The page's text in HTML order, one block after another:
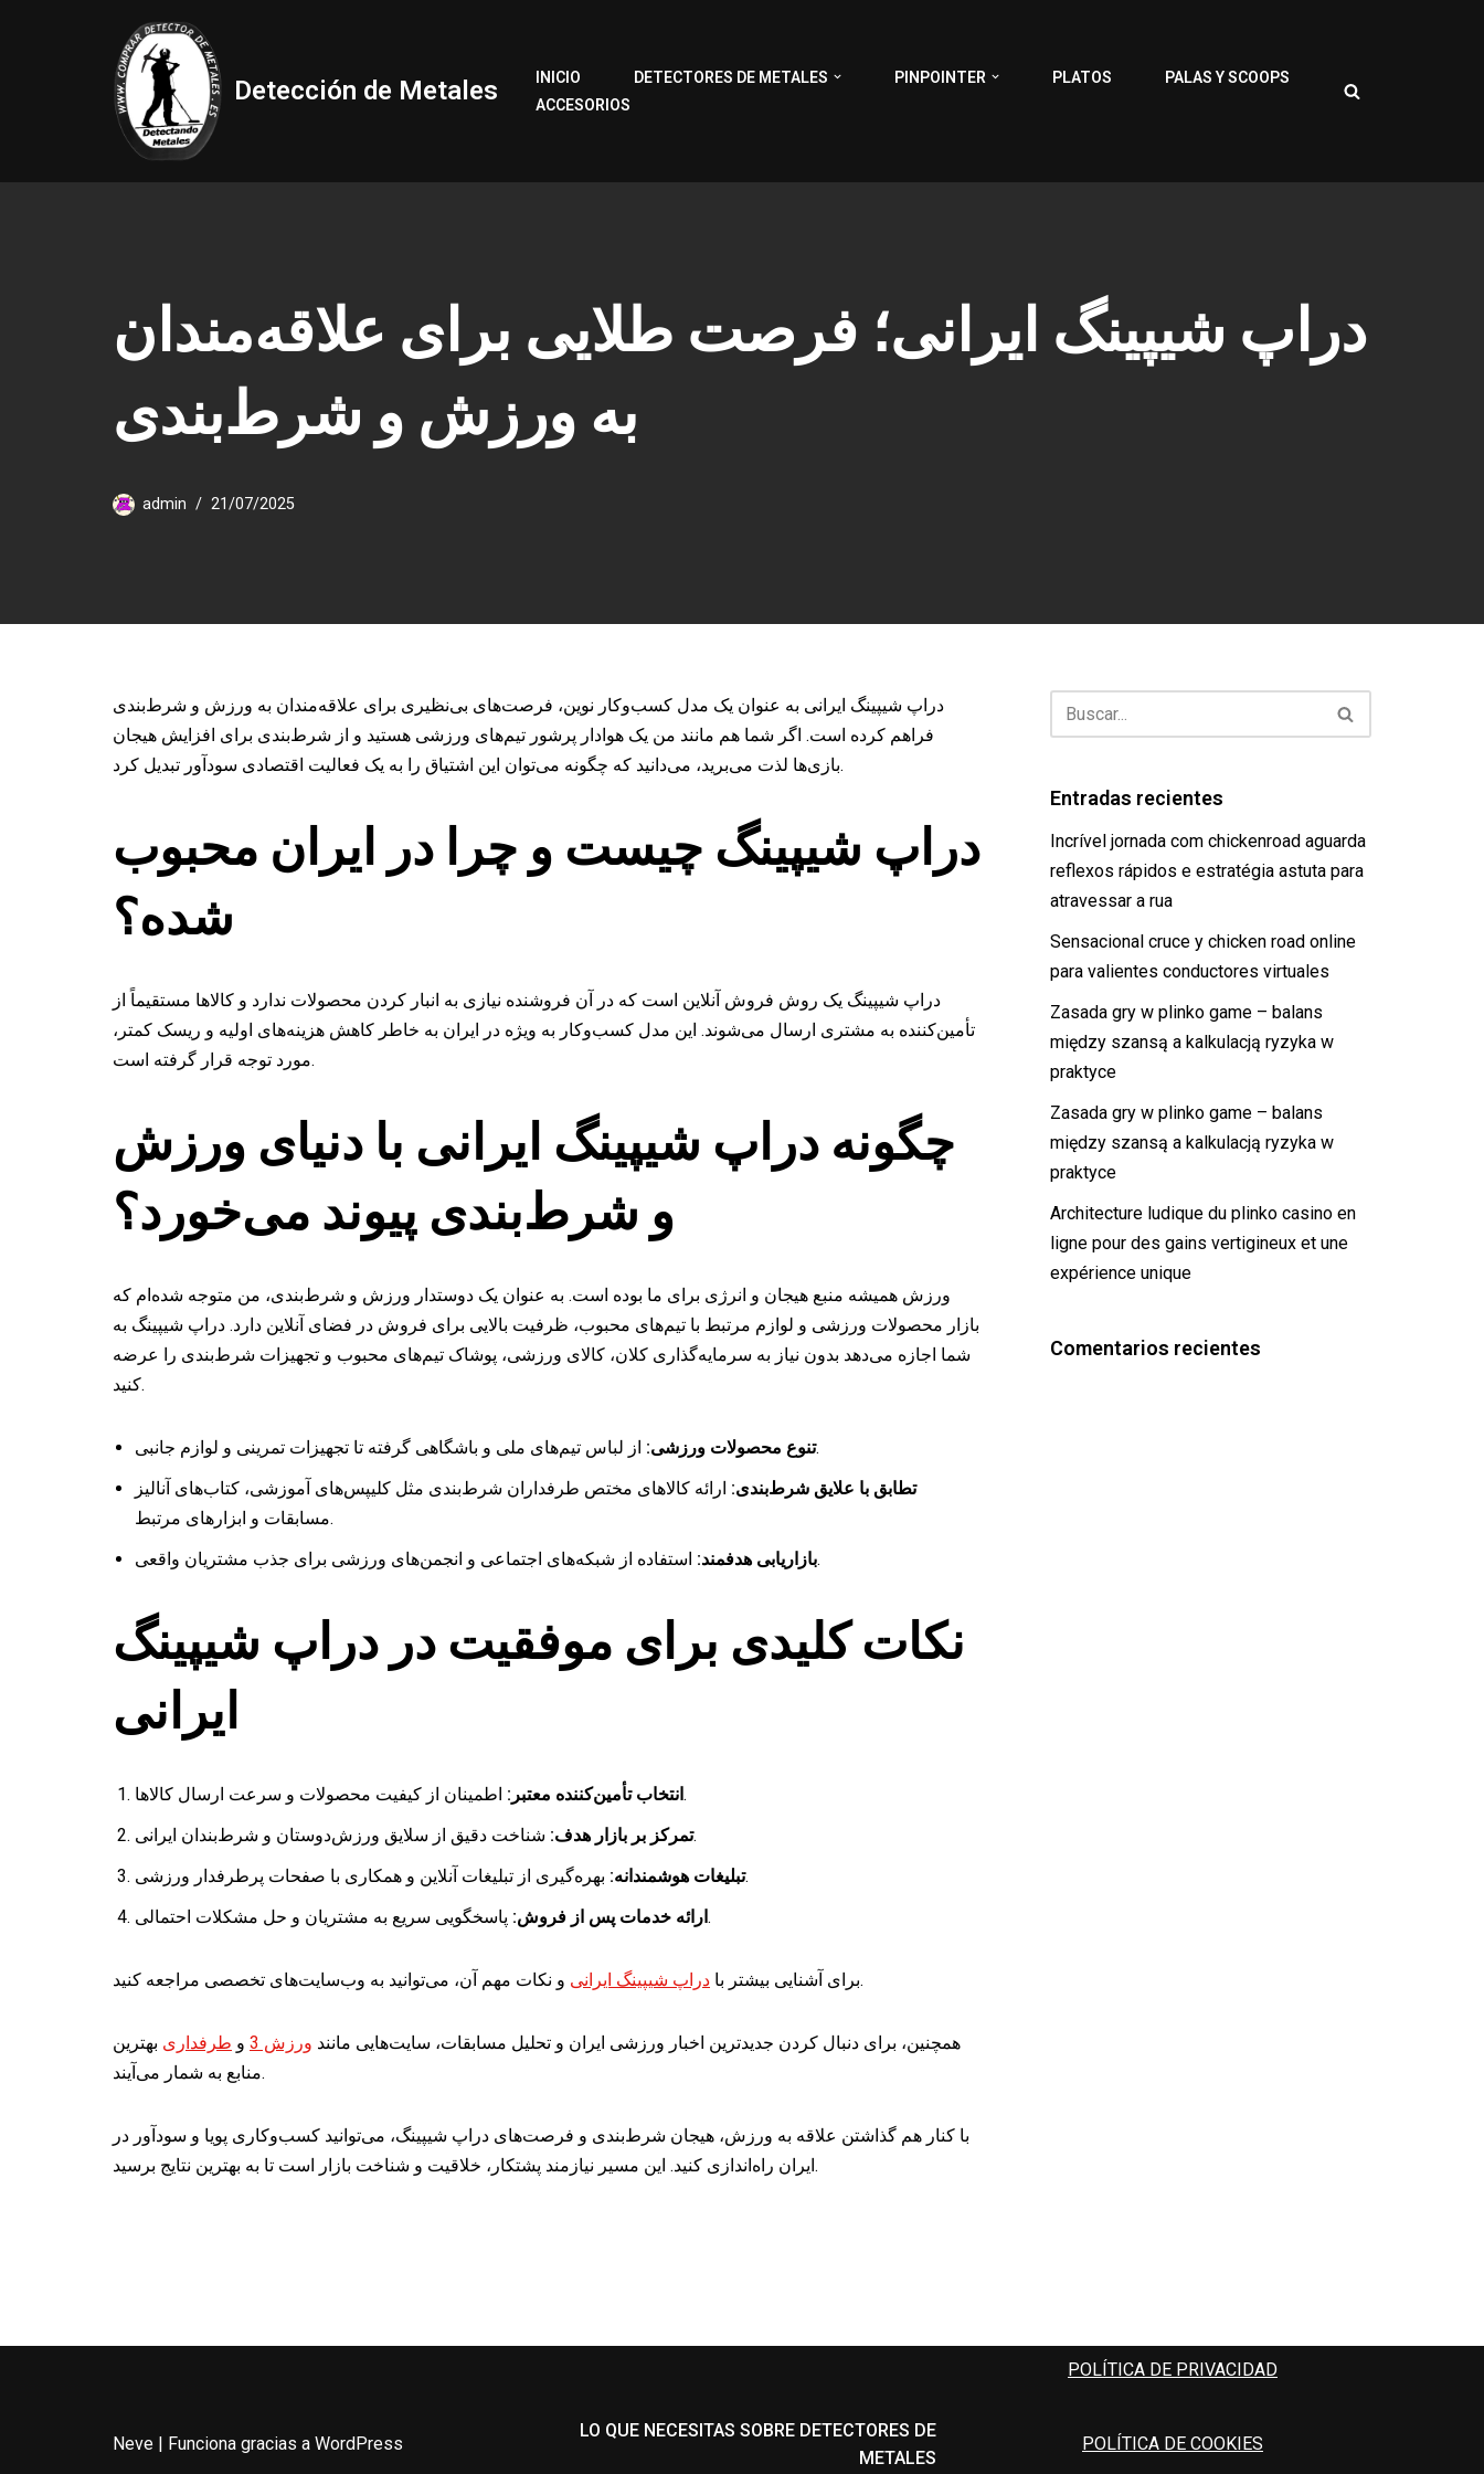
Detección de Metales INICIO DETECTORES DE METALES PINPOINTER PLATOS
PALAS Y SCOOPS
ACCESORIOS
دراپ شیپینگ ایرانی؛ فرصت طلایی برای علاقه‌مندان
به ورزش و شرط‌بندی
admin 21/07/2025
دراپ شیپینگ ایرانی به عنوان یک مدل کسب‌وکار نوین، فرصت‌های بی‌نظیری برای علاقه‌مندان به ورزش و شرط‌بندی
فراهم کرده است. اگر شما هم مانند من یک هوادار پرشور تیم‌های ورزشی هستید و از شرط‌بندی برای افزایش هیجان
بازی‌ها لذت می‌برید، می‌دانید که چگونه می‌توان این اشتیاق را به یک فعالیت اقتصادی سودآور تبدیل کرد.
دراپ شیپینگ چیست و چرا در ایران محبوب
شده؟
دراپ شیپینگ یک روش فروش آنلاین است که در آن فروشنده نیازی به انبار کردن محصولات ندارد و کالاها مستقیماً از
تأمین‌کننده به مشتری ارسال می‌شوند. این مدل کسب‌وکار به ویژه در ایران به خاطر کاهش هزینه‌های اولیه و ریسک کمتر،
مورد توجه قرار گرفته است.
چگونه دراپ شیپینگ ایرانی با دنیای ورزش
و شرط‌بندی پیوند می‌خورد؟
ورزش همیشه منبع هیجان و انرژی برای ما بوده است. به عنوان یک دوستدار ورزش و شرط‌بندی، من متوجه شده‌ام که
بازار محصولات ورزشی و لوازم مرتبط با تیم‌های محبوب، ظرفیت بالایی برای فروش در فضای آنلاین دارد. دراپ شیپینگ به
شما اجازه می‌دهد بدون نیاز به سرمایه‌گذاری کلان، کالای ورزشی، پوشاک تیم‌های محبوب و تجهیزات شرط‌بندی را عرضه
کنید.
تنوع محصولات ورزشی:از لباس تیم‌های ملی و باشگاهی گرفته تا تجهیزات تمرینی و لوازم جانبی.
تطابق با علایق شرط‌بندی: ارائه کالاهای مختص طرفداران شرط‌بندی مثل کلیپس‌های آموزشی، کتاب‌های آنالیز
مسابقات و ابزارهای مرتبط.
بازاریابی هدفمند:استفاده از شبکه‌های اجتماعی و انجمن‌های ورزشی برای جذب مشتریان واقعی.
نکات کلیدی برای موفقیت در دراپ شیپینگ
ایرانی
انتخاب تأمین‌کننده معتبر:اطمینان از کیفیت محصولات و سرعت ارسال کالاها.
تمرکز بر بازار هدف:شناخت دقیق از سلایق ورزش‌دوستان و شرط‌بندان ایرانی.
تبلیغات هوشمندانه:بهره‌گیری از تبلیغات آنلاین و همکاری با صفحات پرطرفدار ورزشی.
ارائه خدمات پس از فروش:پاسخگویی سریع به مشتریان و حل مشکلات احتمالی.
برای آشنایی بیشتر با دراپ شیپینگ ایرانی و نکات مهم آن، می‌توانید به وب‌سایت‌های تخصصی مراجعه کنید.
همچنین، برای دنبال کردن جدیدترین اخبار ورزشی ایران و تحلیل مسابقات، سایت‌هایی مانند ورزش 3 و طرفداری بهترین
منابع به شمار می‌آیند.
با کنار هم گذاشتن علاقه به ورزش، هیجان شرط‌بندی و فرصت‌های دراپ شیپینگ، می‌توانید کسب‌وکاری پویا و سودآور در
ایران راه‌اندازی کنید. این مسیر نیازمند پشتکار، خلاقیت و شناخت بازار است تا به بهترین نتایج برسید.
Entradas recientes
Incrível jornada com chickenroad aguarda
reflexos rápidos e estratégia astuta para
atravessar a rua
Sensacional cruce y chicken road online
para valientes conductores virtuales
Zasada gry w plinko game – balans
między szansą a kalkulacją ryzyka w
praktyce
Zasada gry w plinko game – balans
między szansą a kalkulacją ryzyka w
praktyce
Architecture ludique du plinko casino en
ligne pour des gains vertigineux et une
expérience unique
Comentarios recientes
Neve | Funciona gracias a WordPress
LO QUE NECESITAS SOBRE DETECTORES DE
METALES
POLÍTICA DE PRIVACIDAD
POLÍTICA DE COOKIES